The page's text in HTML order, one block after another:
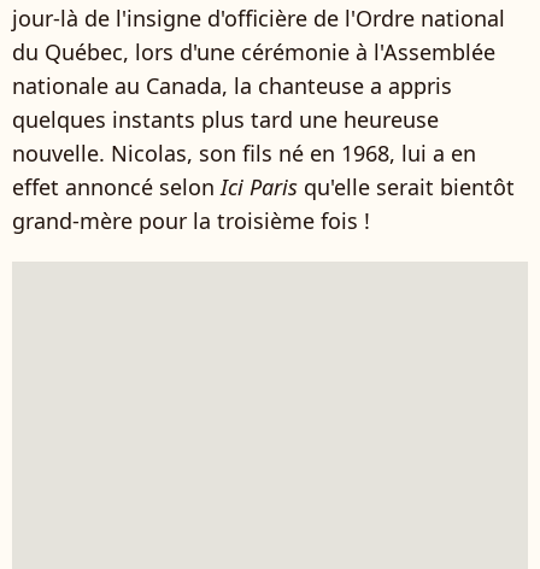
jour-là de l'insigne d'officière de l'Ordre national
du Québec, lors d'une cérémonie à l'Assemblée
nationale au Canada, la chanteuse a appris
quelques instants plus tard une heureuse
nouvelle. Nicolas, son fils né en 1968, lui a en
effet annoncé selon Ici Paris qu'elle serait bientôt
grand-mère pour la troisième fois !